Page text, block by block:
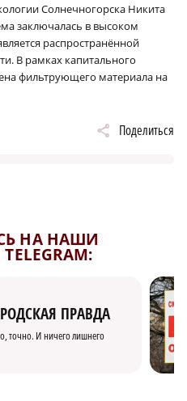
Солнечногорска Никита
заключалась в высоком
распространённой
В рамках капитального
фильтрующего материала на
Поделиться
НА НАШИ
ПРАВДА
точно. И ничего лишнего